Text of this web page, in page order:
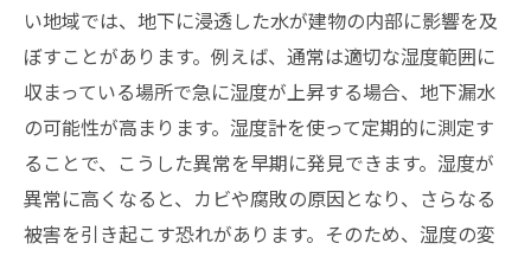
経年劣化によるパイプの亀裂と破損
地盤沈下が地下漏水を引き起こす理由
排水管の詰まりが漏水に繋がるプロセス
悪天候が地下漏水に与える影響
地下漏水のメカニズムを理解し予防に活か
す
い地域では、地下に浸透した水が建物の内部に影響を及
ぼすことがあります。例えば、通常は適切な湿度範囲に
収まっている場所で急に湿度が上昇する場合、地下漏水
の可能性が高まります。湿度計を使って定期的に測定す
ることで、こうした異常を早期に発見できます。湿度が
異常に高くなると、カビや腐敗の原因となり、さらなる
被害を引き起こす恐れがあります。そのため、湿度の変